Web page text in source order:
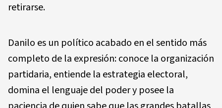
retirarse.
Danilo es un político acabado en el sentido más
completo de la expresión: conoce la organización
partidaria, entiende la estrategia electoral,
domina el lenguaje del poder y posee la